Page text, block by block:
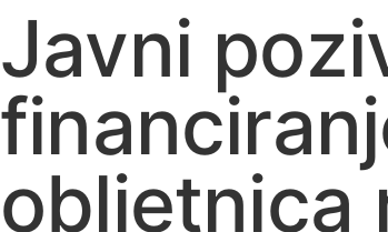
Javni
obljetnica